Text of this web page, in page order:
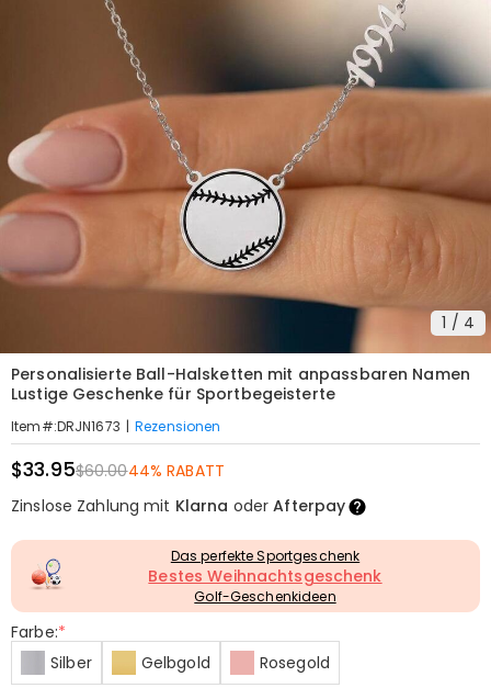
1 / 4
Personalisierte Ball-Halsketten mit anpassbaren Namen
Lustige Geschenke für Sportbegeisterte
Item#:DRJN1673 | Rezensionen
$33.95$60.0044% RABATT
Zinslose Zahlung mit Klarna oderAfterpay
Das perfekte Sportgeschenk
Bestes Weihnachtsgeschenk
Golf-Geschenkideen
Farbe:*
Silber
Gelbgold Rosegold